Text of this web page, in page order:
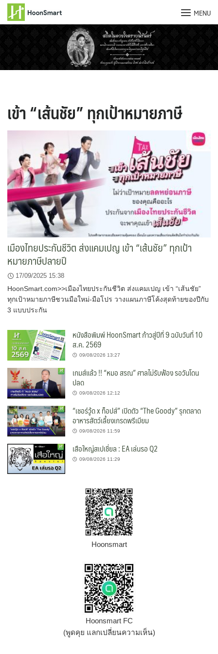
MENU
เข้า “เส้นชัย” ทุกเป้าหมายภาษี
เมืองไทยประกันชีวิต ส่งแคมเปญ เข้า “เส้นชัย” ทุกเป้า
หมายภาษีปลายปี
17/09/2025 15:38
HoonSmart.com>>เมืองไทยประกันชีวิต ส่งแคมเปญ เข้า “เส้นชัย”
ทุกเป้าหมายภาษีชวนมือใหม่-มือโปร วางแผนภาษีโค้งสุดท้ายของปีกับ
3 แบบประกัน
หนังสือพิมพ์ HoonSmart ก้าวสู่ปีที่ 9 ฉบับวันที่ 10
ส.ค. 2569
09/08/2026 13:27
เกมส์แล้ว !! “หมอ สรณ” ศาลไม่รับฟ้อง รอวันโดน
ปลด
09/08/2026 12:12
“เชอร์วู้ด x ท็อปส์” เปิดตัว “The Goody” รุกตลาด
อาหารสัตว์เลี้ยงเกรดพรีเมียม
09/08/2026 11:59
เสือใหญ่สเปเชี่ยล : EA เล่นรอ Q2
09/08/2026 11:29
Hoonsmart
Hoonsmart FC
(พูดคุย แลกเปลี่ยนความเห็น)